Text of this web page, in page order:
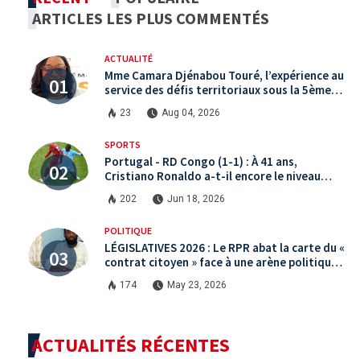
ARTICLES LES PLUS COMMENTÉS
ACTUALITÉ
Mme Camara Djénabou Touré, l’expérience au
service des défis territoriaux sous la 5ème
République
23 Aug 04, 2026
SPORTS
Portugal - RD Congo (1-1) : À 41 ans,
Cristiano Ronaldo a-t-il encore le niveau
international ?
202 Jun 18, 2026
POLITIQUE
LÉGISLATIVES 2026 : Le RPR abat la carte du «
contrat citoyen » face à une arène politique
saturée.
174 May 23, 2026
ACTUALITÉS RÉCENTES